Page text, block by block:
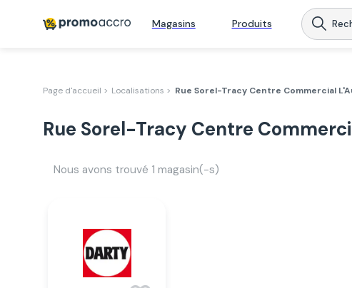
Magasins Produits
Page d'accueil > Localisations > Rue Sorel-Tracy Centre Commercial
Rue Sorel-Tracy Centre
Nous avons trouvé 1 magasin(-s)